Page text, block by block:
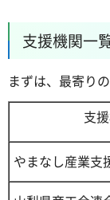
支援機関一
まずは、最寄り
支
やまなし産業支